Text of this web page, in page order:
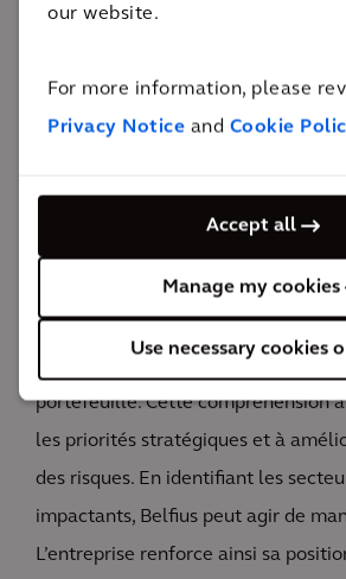
our website.
For more information, please
Privacy Notice and Cookie
Accept all
Manage my cookies
Use necessary cookies
L'impact
positionner stratégiquement de
grâce aux connaissances acquises.
Grâce à notre approche, Belfius
compréhension approfondie des
dépendances, risques et
portefeuille. Cette compréhension
les priorités stratégiques et à
des risques. En identifiant les
impactants, Belfius peut agir de
L’entreprise renforce ainsi sa